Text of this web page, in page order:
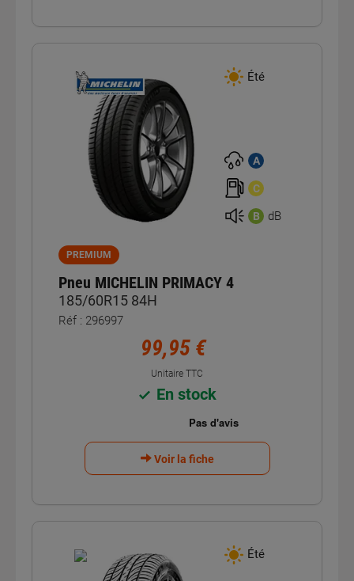
Été
A
C
B dB
PREMIUM
Pneu MICHELIN PRIMACY 4
185/60R15 84H
Réf : 296997
99,95 €
Unitaire TTC
En stock
Voir la fiche
Été